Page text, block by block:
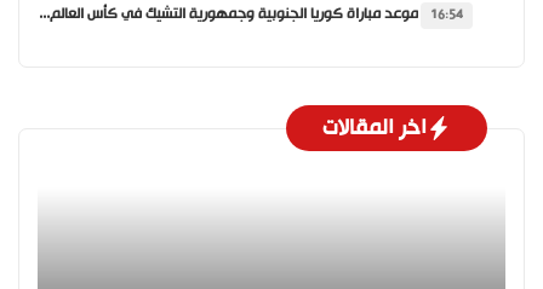
16:54 موعد مباراة كوريا الجنوبية وجمهورية التشيك في كأس العالم 2026 والقنوات الناقلة
اخر المقالات